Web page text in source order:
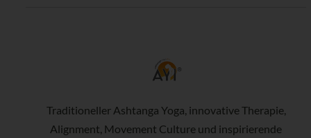
Traditioneller Ashtanga Yoga, innovative Therapie,
Alignment, Movement Culture und inspirierende